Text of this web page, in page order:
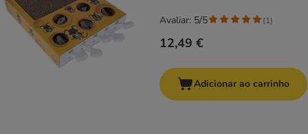
12,49 €
Avaliar: 5/5 (1)
Adicionar ao carrinho